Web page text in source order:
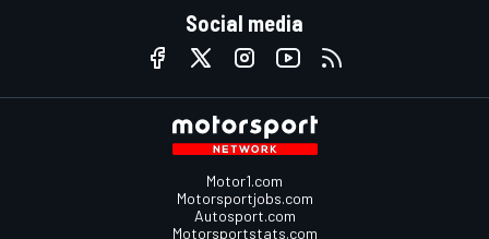
Social media
Motor1.com
Motorsportjobs.com
Autosport.com
Motorsportstats.com